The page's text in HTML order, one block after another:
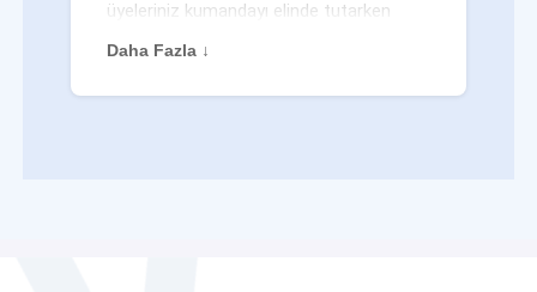
üyeleriniz kumandayı elinde tutarken
veya siz evden uzaktayken bile
değilsiniz. Geleneksel yayıncılığın
Daha Fazla ↓